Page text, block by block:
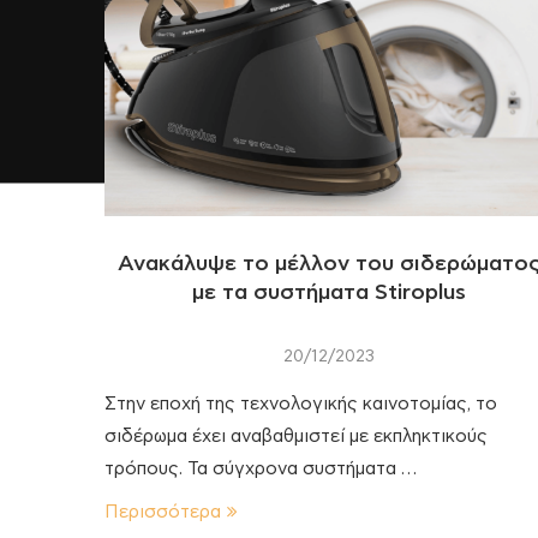
Ανακάλυψε το μέλλον του
με τα συστήματα Stiroplus
20/12/2023
Στην εποχή της τεχνολογικής καινοτομίας, το
σιδέρωμα έχει αναβαθμιστεί με εκπληκτικούς
τρόπους. Τα σύγχρονα συστήματα …
Περισσότερα